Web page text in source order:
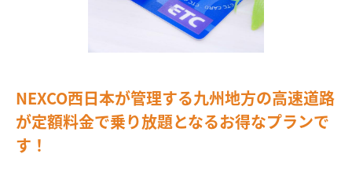
NEXCO西日本が管理する九州地方の高速道路
が定額料金で乗り放題となるお得なプランで
す！